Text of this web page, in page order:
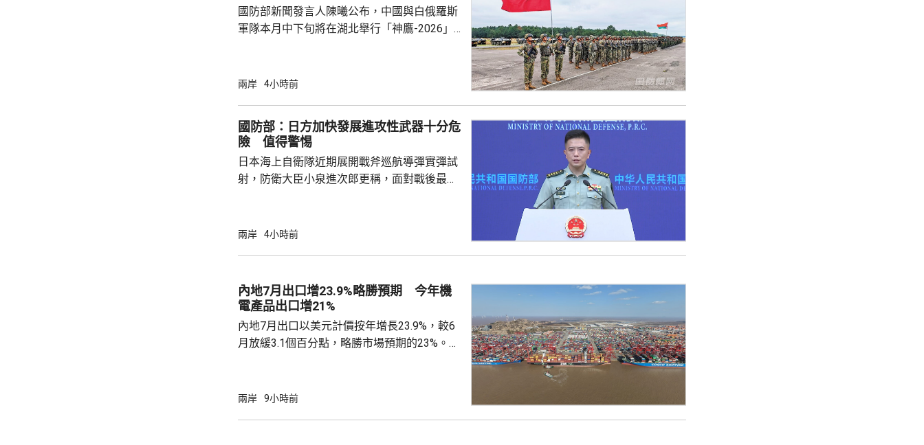
國防部新聞發言人陳曦公布，中國與白俄羅斯
軍隊本月中下旬將在湖北舉行「神鷹-2026」
剿與固守等演練，是雙方第4次舉行有關系列
7月，當時在白俄羅斯布列斯特附近舉行以反
恐行動為背景的「雄鷹突擊-2024」陸軍聯合
訓練。至於「神鷹」系列對上一次...
兩岸 4小時前
國防部：日方加快發展進攻性武器十分危
險 值得警惕
日本海上自衛隊近期展開戰斧巡航導彈實彈試
射，防衛大臣小泉進次郎更稱，面對戰後最嚴
批評日方加快發展進攻性武器的動向日益猖
守防衛規制，加速推進再軍事化的藉口。 陳曦
說，真正威脅日本安全、地區和平穩定的，恰
兩岸 4小時前
內地7月出口增23.9%略勝預期 今年機
電產品出口增21%
內地7月出口以美元計價按年增長23.9%，較6
月放緩3.1個百分點，略勝市場預期的23%。7
1成至1125億美元，高於市場預期的1071億美
兩岸 9小時前